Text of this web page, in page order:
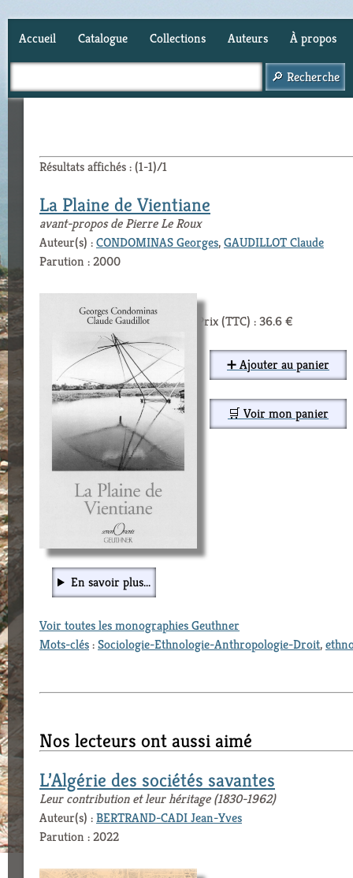
Accueil Catalogue Collections Auteurs À propos
Résultats affichés : (1-1)/1
La Plaine de Vientiane
avant-propos de Pierre Le Roux
Auteur(s) :CONDOMINAS Georges,GAUDILLOT Claude
Parution : 2000
Prix (TTC) : 36.6 €
➕ Ajouter au panier
🛒 Voir mon panier
En savoir plus...
Voir toutes les monographies Geuthner
Mots-clés:Sociologie-Ethnologie-Anthropologie-Droit,
Nos lecteurs ont aussi aimé
L’Algérie des sociétés savantes
Leur contribution et leur héritage (1830-1962)
Auteur(s) :BERTRAND-CADI Jean-Yves
Parution : 2022